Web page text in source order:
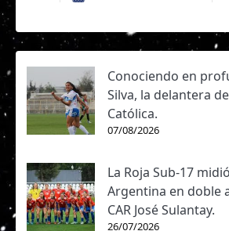
Conociendo en
Silva, la delantera
Católica.
07/08/2026
La Roja Sub-17
Argentina en doble
CAR José Sulantay.
26/07/2026